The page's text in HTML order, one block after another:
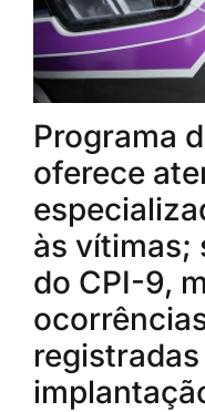
Programa
oferece
às vítimas;
do CPI-9,